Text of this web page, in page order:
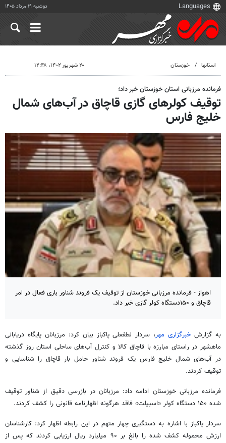
دوشنبه ۱۹ مرداد ۱۴۰۵
استانها خوزستان ۲۰ شهریور ۱۴۰۲، ۱۲:۴۸
فرمانده مرزبانی استان خوزستان خبر داد؛
توقیف کولرهای گازی قاچاق در آب‌های شمال
خلیج فارس
اهواز - فرمانده مرزبانی خوزستان از توقیف یک فروند شناور باری فعال در امر
قاچاق و ۱۵۰دستگاه کولر گازی خبر داد.
به گزارش خبرگزاری مهر، سردار لطفعلی پاکباز بیان کرد: مرزبانان پایگاه دریابانی
ماهشهر در راستای مبارزه با قاچاق کالا و کنترل آب‌های ساحلی استان روز گذشته
در آب‌های شمال خلیج فارس یک فروند شناور حامل بار قاچاق را شناسایی و
توقیف کردند.
فرمانده مرزبانی خوزستان ادامه داد: مرزبانان در بازرسی دقیق از شناور توقیف
شده ۱۵۰ دستگاه کولر «
اسپیلت» فاقد هرگونه اظهارنامه قانونی را کشف کردند.
سردار پاکباز با اشاره به دستگیری چهار متهم در این رابطه اظهار کرد: کارشناسان
ارزش محموله کشف شده را بالغ بر ۹۰ میلیارد ریال ارزیابی کردند که پس از